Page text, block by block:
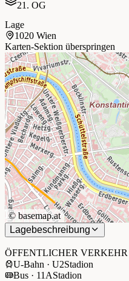
21. OG
Lage
1020 Wien
Karten-Sektion überspringen
+
−
© basemap.at
Lagebeschreibung
ÖFFENTLICHER VERKEHR
U-Bahn · U2Stadion
Bus · 11AStadion